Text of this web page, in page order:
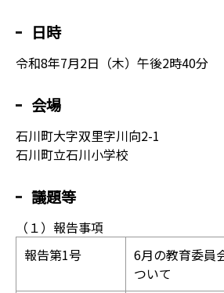
日時
令和8年7月2日（木）午後2時40分
会場
石川町大字双里字川向2-1
石川町立石川小学校
議題等
（１）報告事項
報告第1号
6月の教育委員
ついて